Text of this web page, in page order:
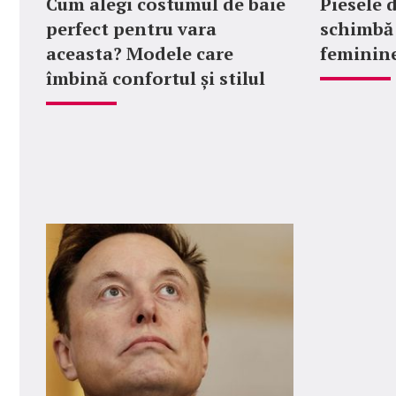
perfect pentru vara
aceasta? Modele care
îmbină confortul și stilul